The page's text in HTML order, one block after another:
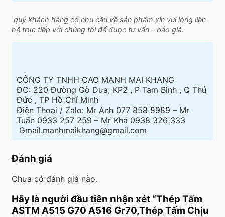
quý khách hàng có nhu cầu về sản phẩm xin vui lòng liên
hệ trực tiếp với chúng tôi để được tư vấn – báo giá:
CÔNG TY TNHH CAO MẠNH MAI KHANG
ĐC: 220 Đường Gò Dưa, KP2 , P Tam Bình , Q Thủ
Đức , TP Hồ Chí Minh
Điện Thoại / Zalo: Mr Anh 077 858 8989 – Mr
Tuấn 0933 257 259 – Mr Khá 0938 326 333
Gmail.manhmaikhang@gmail.com
Đánh giá
Chưa có đánh giá nào.
Hãy là người đầu tiên nhận xét “Thép Tấm
ASTM A515 G70 A516 Gr70,Thép Tấm Chịu